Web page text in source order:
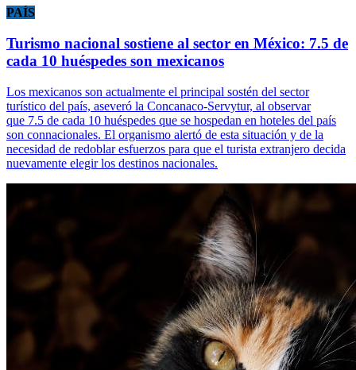
PAÍS
Turismo nacional sostiene al sector en México: 7.5 de
cada 10 huéspedes son mexicanos
Los mexicanos son actualmente el principal sostén del sector
turístico del país, aseveró la Concanaco-Servytur, al observar
que 7.5 de cada 10 huéspedes que se hospedan en hoteles del país
son connacionales. El organismo alertó de esta situación y de la
necesidad de redoblar esfuerzos para que el turista extranjero decida
nuevamente elegir los destinos nacionales.